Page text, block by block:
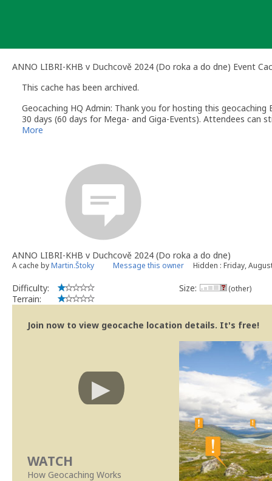
ANNO LIBRI-KHB v Duchcově 2024 (Do roka a do dne) Event
This cache has been archived.
Geocaching HQ Admin: Thank you for hosting this
30 days (60 days for Mega- and Giga-Events). Attendees can
More
ANNO LIBRI-KHB v Duchcově 2024 (Do roka a do dne)
A cache byMartin.Štoky Message this owner Hidden : Friday,
Difficulty:
Terrain:
Size: (other)
Join now to view geocache location details. It's free!
WATCH
How Geocaching Works